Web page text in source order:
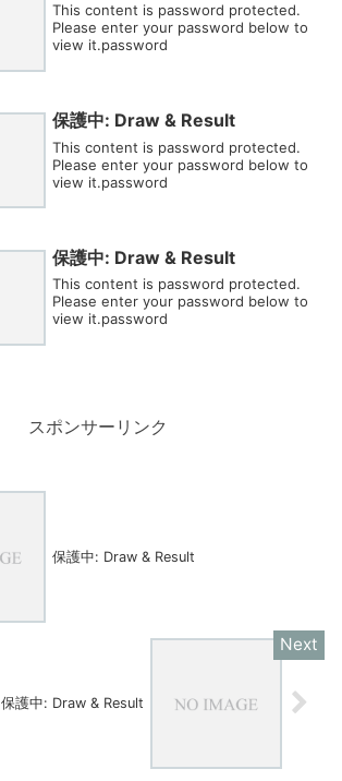
This content is password protected.
Please enter your password below to
view it.password
保護中: Draw & Result
This content is password protected.
Please enter your password below to
view it.password
保護中: Draw & Result
This content is password protected.
Please enter your password below to
view it.password
スポンサーリンク
保護中: Draw & Result
保護中: Draw & Result